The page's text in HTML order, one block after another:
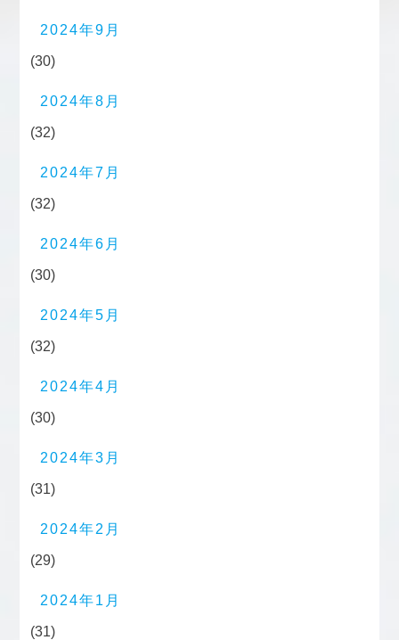
2024年9月
(30)
2024年8月
(32)
2024年7月
(32)
2024年6月
(30)
2024年5月
(32)
2024年4月
(30)
2024年3月
(31)
2024年2月
(29)
2024年1月
(31)